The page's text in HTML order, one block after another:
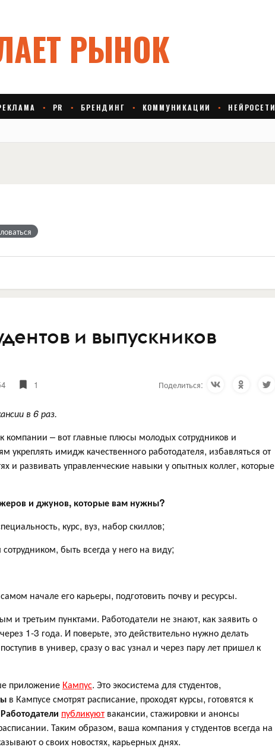
и выпускников
1 Поделиться:
в 6 раз.
компании – вот главные плюсы молодых сотрудников и
имидж качественного работодателя, избавляться от
и развивать управленческие навыки у опытных коллег, которые
и джунов, которые вам нужны?
курс, вуз, набор скиллов;
быть всегда у него на виду;
начале его карьеры, подготовить почву и ресурсы.
и третьим пунктами. Работодатели не знают, как заявить о
1-3 года. И поверьте, это действительно нужно делать
в универ, сразу о вас узнал и через пару лет пришел к
приложение Кампус. Это экосистема для студентов,
в Кампусе смотрят расписание, проходят курсы, готовятся к
Работодатели публикуют вакансии, стажировки и анонсы
Таким образом, ваша компания у студентов всегда на
о своих новостях, карьерных днях.